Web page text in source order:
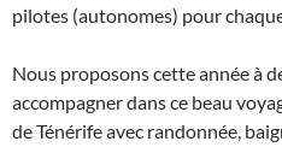
pilotes (autonomes) pour
Nous proposons cette année à
accompagner dans ce beau
de Ténérife avec randonnée,